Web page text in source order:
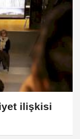
ilişkisi